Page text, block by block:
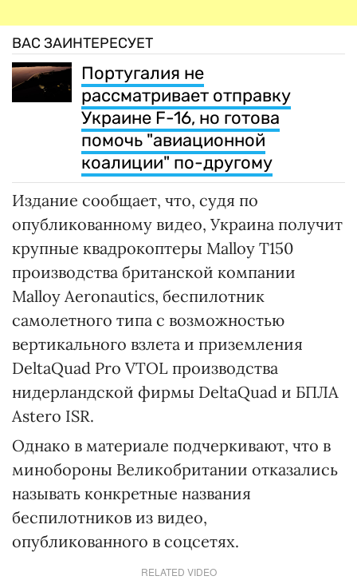
ВАС ЗАИНТЕРЕСУЕТ
Португалия не
рассматривает отправку
Украине F-16, но готова
помочь "авиационной
коалиции" по-другому
Издание сообщает, что, судя по
опубликованному видео, Украина получит
крупные квадрокоптеры Malloy T150
производства британской компании
Malloy Aeronautics, беспилотник
самолетного типа с возможностью
вертикального взлета и приземления
DeltaQuad Pro VTOL производства
нидерландской фирмы DeltaQuad и БПЛА
Astero ISR.
Однако в материале подчеркивают, что в
минобороны Великобритании отказались
называть конкретные названия
беспилотников из видео,
опубликованного в соцсетях.
RELATED VIDEO